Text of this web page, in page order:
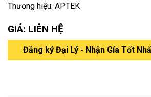
Thương hiệu: APTEK
GIÁ: LIÊN HỆ
Đăng ký Đại Lý - Nhận Gía Tốt